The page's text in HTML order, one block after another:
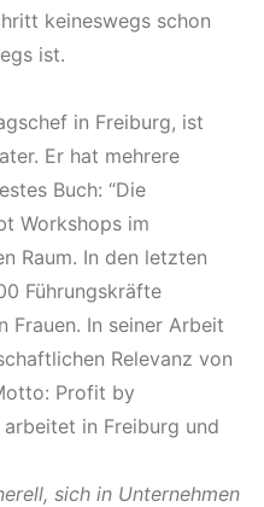
keineswegs schon
ist.
in Freiburg, ist
Er hat mehrere
Buch: “Die
Workshops im
Raum. In den letzten
Führungskräfte
Frauen. In seiner Arbeit
Relevanz von
Profit by
in Freiburg und
sich in Unternehmen